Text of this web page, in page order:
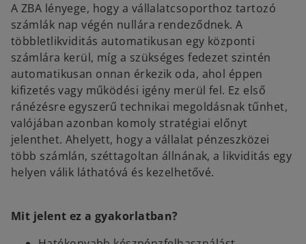
A ZBA lényege, hogy a vállalatcsoporthoz tartozó
számlák nap végén nullára rendeződnek. A
többletlikviditás automatikusan egy központi
számlára kerül, míg a szükséges fedezet szintén
automatikusan onnan érkezik oda, ahol éppen
kifizetés vagy működési igény merül fel. Ez első
ránézésre egyszerű technikai megoldásnak tűnhet,
valójában azonban komoly stratégiai előnyt
jelenthet. Ahelyett, hogy a vállalat pénzeszközei
több számlán, széttagoltan állnának, a likviditás egy
helyen válik láthatóvá és kezelhetővé.
Mit jelent ez a gyakorlatban?